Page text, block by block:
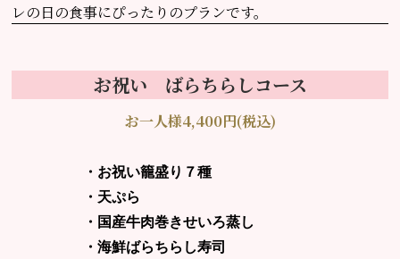
レの日の食事にぴったりのプランです。
お祝い ばらちらしコース
お一人様4,400円(税込)
・お祝い籠盛り７種
・天ぷら
・国産牛肉巻きせいろ蒸し
・海鮮ばらちらし寿司